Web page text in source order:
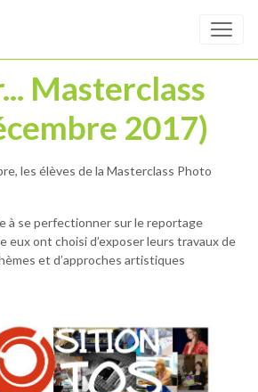
Masterclass
2017)
les élèves de la Masterclass Photo
à se perfectionner sur le reportage
eux ont choisi d’exposer leurs travaux de
et d’approches artistiques